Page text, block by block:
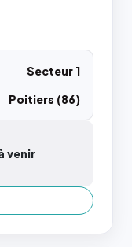
Secteur 1
Poitiers (86)
venir